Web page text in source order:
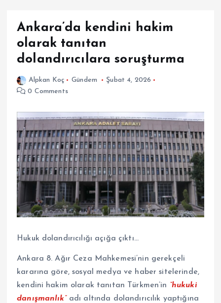
Ankara’da kendini hakim
olarak tanıtan
dolandırıcılara soruşturma
Alpkan Koç Gündem
Şubat 4, 2026
0 Comments
Hukuk dolandırıcılığı açığa çıktı…
Ankara 8. Ağır Ceza Mahkemesi’nin gerekçeli
kararına göre, sosyal medya ve haber sitelerinde,
kendini hakim olarak tanıtan Türkmen’in “hukuki
danışmanlık”adı altında dolandırıcılık yaptığına